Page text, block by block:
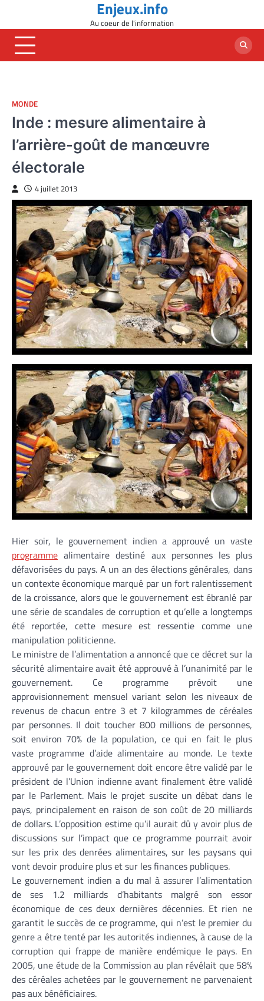
content
Enjeux.info
Au coeur de l'information
MONDE
Inde : mesure alimentaire à
l’arrière-goût de manœuvre
électorale
4 juillet 2013
Hier soir, le gouvernement indien a approuvé un vaste
programme alimentaire destiné aux personnes les plus
défavorisées du pays. A un an des élections générales, dans
un contexte économique marqué par un fort ralentissement
de la croissance, alors que le gouvernement est ébranlé par
une série de scandales de corruption et qu’elle a longtemps
été reportée, cette mesure est ressentie comme une
manipulation politicienne.
Le ministre de l’alimentation a annoncé que ce décret sur la
sécurité alimentaire avait été approuvé à l’unanimité par le
gouvernement. Ce programme prévoit une
approvisionnement mensuel variant selon les niveaux de
revenus de chacun entre 3 et 7 kilogrammes de céréales
par personnes. Il doit toucher 800 millions de personnes,
soit environ 70% de la population, ce qui en fait le plus
vaste programme d’aide alimentaire au monde. Le texte
approuvé par le gouvernement doit encore être validé par le
président de l’Union indienne avant finalement être validé
par le Parlement. Mais le projet suscite un débat dans le
pays, principalement en raison de son coût de 20 milliards
de dollars. L’opposition estime qu’il aurait dû y avoir plus de
discussions sur l’impact que ce programme pourrait avoir
sur les prix des denrées alimentaires, sur les paysans qui
vont devoir produire plus et sur les finances publiques.
Le gouvernement indien a du mal à assurer l’alimentation
de ses 1.2 milliards d’habitants malgré son essor
économique de ces deux dernières décennies. Et rien ne
garantit le succès de ce programme, qui n’est le premier du
genre a être tenté par les autorités indiennes, à cause de la
corruption qui frappe de manière endémique le pays. En
2005, une étude de la Commission au plan révélait que 58%
des céréales achetées par le gouvernement ne parvenaient
pas aux bénéficiaires.